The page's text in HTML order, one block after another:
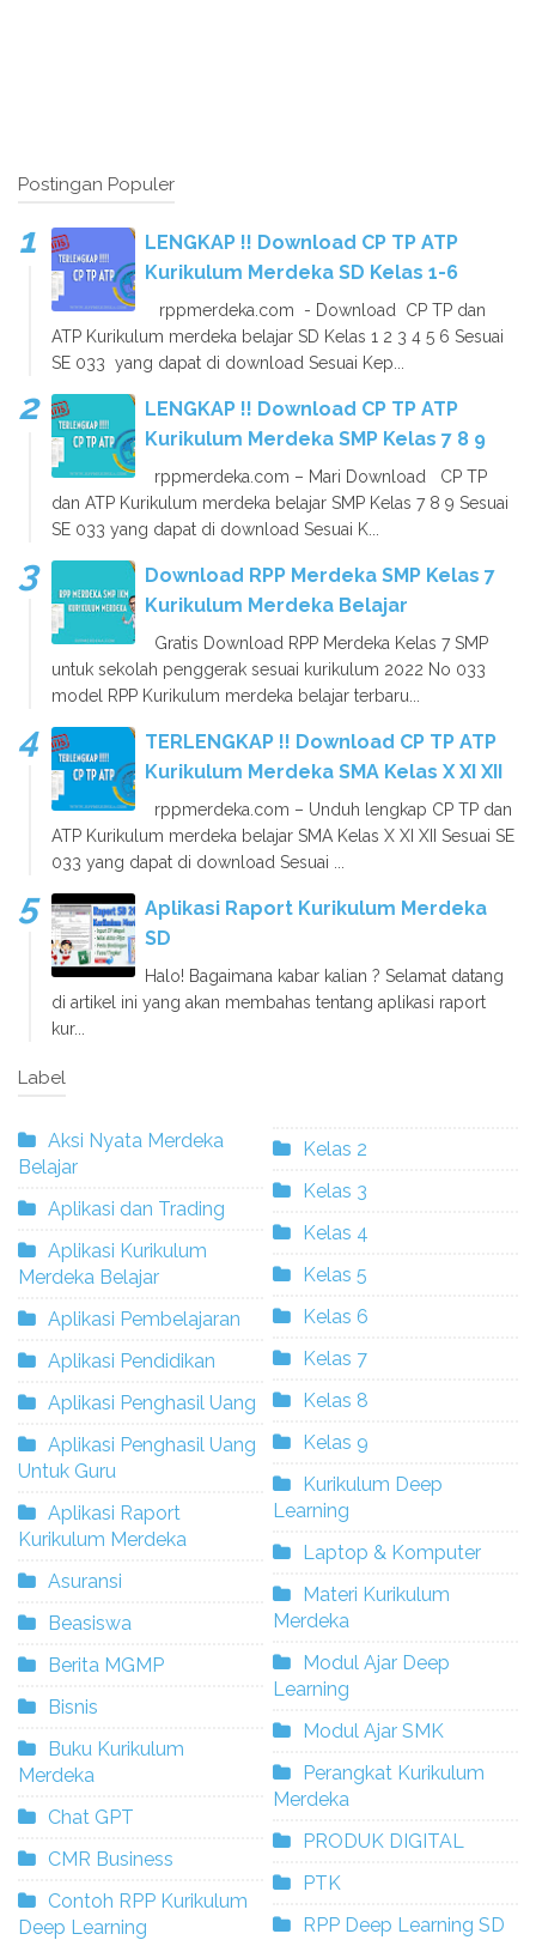
Postingan Populer
LENGKAP !! Download CP TP ATP
Kurikulum Merdeka SD Kelas 1-6
rppmerdeka.com - Download CP TP dan
ATP Kurikulum merdeka belajar SD Kelas 1 2 3 4 5 6 Sesuai
SE 033 yang dapat di download Sesuai Kep...
LENGKAP !! Download CP TP ATP
Kurikulum Merdeka SMP Kelas 7 8 9
rppmerdeka.com – Mari Download CP TP
dan ATP Kurikulum merdeka belajar SMP Kelas 7 8 9 Sesuai
SE 033 yang dapat di download Sesuai K...
Download RPP Merdeka SMP Kelas 7
Kurikulum Merdeka Belajar
Gratis Download RPP Merdeka Kelas 7 SMP
untuk sekolah penggerak sesuai kurikulum 2022 No 033
model RPP Kurikulum merdeka belajar terbaru...
TERLENGKAP !! Download CP TP ATP
Kurikulum Merdeka SMA Kelas X XI XII
rppmerdeka.com – Unduh lengkap CP TP dan
ATP Kurikulum merdeka belajar SMA Kelas X XI XII Sesuai SE
033 yang dapat di download Sesuai ...
Aplikasi Raport Kurikulum Merdeka
SD
Halo! Bagaimana kabar kalian ? Selamat datang
di artikel ini yang akan membahas tentang aplikasi raport
kur...
Label
Aksi Nyata Merdeka
Belajar
Aplikasi dan Trading
Aplikasi Kurikulum
Merdeka Belajar
Aplikasi Pembelajaran
Aplikasi Pendidikan
Aplikasi Penghasil Uang
Aplikasi Penghasil Uang
Untuk Guru
Aplikasi Raport
Kurikulum Merdeka
Asuransi
Beasiswa
Berita MGMP
Bisnis
Buku Kurikulum
Merdeka
Chat GPT
CMR Business
Contoh RPP Kurikulum
Deep Learning
Kelas 2
Kelas 3
Kelas 4
Kelas 5
Kelas 6
Kelas 7
Kelas 8
Kelas 9
Kurikulum Deep
Learning
Laptop & Komputer
Materi Kurikulum
Merdeka
Modul Ajar Deep
Learning
Modul Ajar SMK
Perangkat Kurikulum
Merdeka
PRODUK DIGITAL
PTK
RPP Deep Learning SD